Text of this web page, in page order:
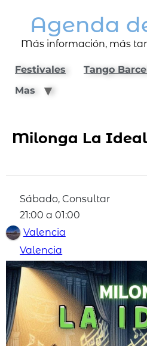
Agenda
Más información, más
Festivales Tango
Mas
Milonga La Ideal
Sábado, Consultar
21:00 a 01:00
Valencia
Valencia